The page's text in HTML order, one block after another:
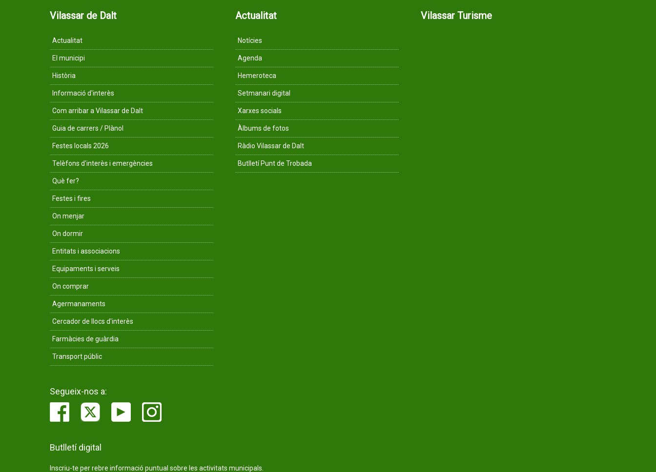
Vilassar de Dalt
Actualitat
El municipi
Història
Informació d'interès
Com arribar a Vilassar de Dalt
Guia de carrers / Plànol
Festes locals 2026
Telèfons d'interès i emergències
Què fer?
Festes i fires
On menjar
On dormir
Entitats i associacions
Equipaments i serveis
On comprar
Agermanaments
Cercador de llocs d'interès
Farmàcies de guàrdia
Transport públic
Actualitat
Notícies
Agenda
Hemeroteca
Setmanari digital
Xarxes socials
Àlbums de fotos
Ràdio Vilassar de Dalt
Butlletí Punt de Trobada
Vilassar Turisme
Segueix-nos a:
Butlletí digital
Inscriu-te per rebre informació puntual sobre les activitats municipals.